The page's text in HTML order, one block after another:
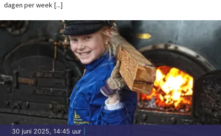
dagen per week [...]
30 juni 2025, 14:45 uur